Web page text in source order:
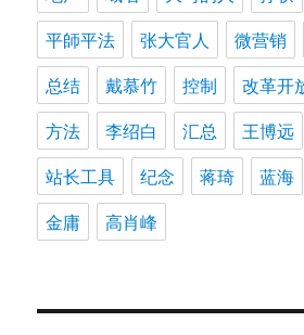
平師平法
张大官人 微营销
总结
戴慕竹 控制 改革开
方法
李绍白 汇总 王博远
站长工具
纪念 蒋琦 蓝海
金庸
高肖峰